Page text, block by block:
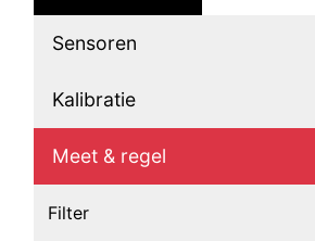
Sensoren
Kalibratie
Meet & regel
Filter